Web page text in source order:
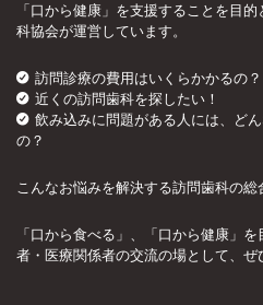
「口から健康」を支援することを目
科協会が運営しています。
訪問診療の費用はいくらかかるの？
近くの訪問歯科を探したい！
飲み込みに問題がある人には、ど
の？
こんなお悩みを解決する訪問歯科の総
「口から食べる」、「口から健康」
者・医療関係者の交流の場として、ぜ